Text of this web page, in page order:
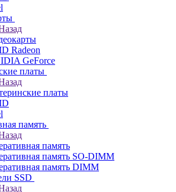
Radeon
GeForce
платы
платы
память
память
память SO-DIMM
память DIMM
SSD